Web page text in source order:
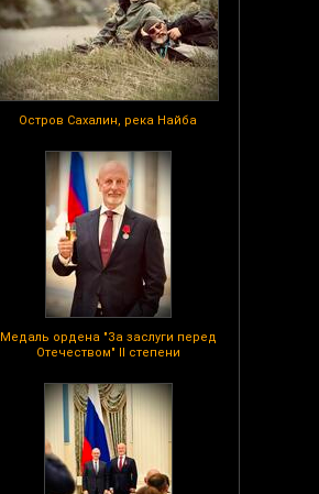
Остров Сахалин, река Найба
Медаль ордена "За заслуги перед
Отечеством" II степени